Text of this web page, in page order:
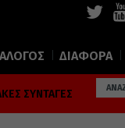
ΔΙΑΦΟΡΑ
ΣΥΝΤΑΓΕΣ